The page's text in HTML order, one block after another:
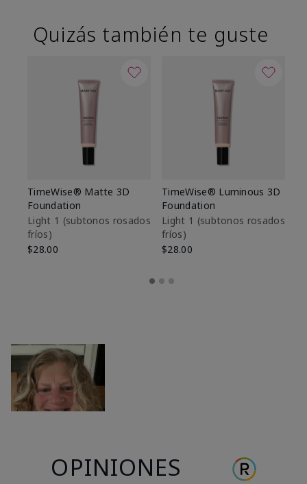
Quizás también te guste
TimeWise® Matte 3D
Foundation
Light 1​ (subtonos rosados
fríos)
$28.00
TimeWise® Luminous 3D
Foundation
Light 1​ (subtonos rosados
fríos)
$28.00
OPINIONES